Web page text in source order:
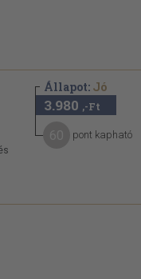
Állapot: Jó
3.980 ,-Ft
pont kapható